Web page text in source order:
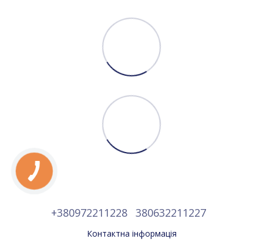
+380972211228 380632211227
Контактна інформація